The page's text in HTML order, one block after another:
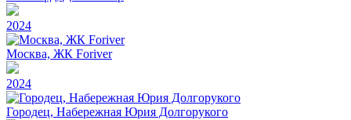
2024
Москва, ЖК Foriver
2024
Городец, Набережная Юрия Долгорукого